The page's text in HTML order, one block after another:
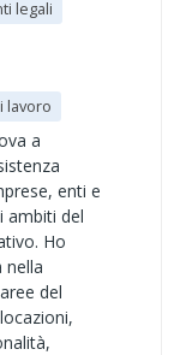
legali
lavoro
a
enti e
ambiti del
Ho
nella
del